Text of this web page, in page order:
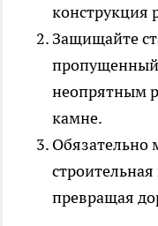
конструкция
Защищайте
пропущенный
неопрятным
камне.
Обязательно
превращая